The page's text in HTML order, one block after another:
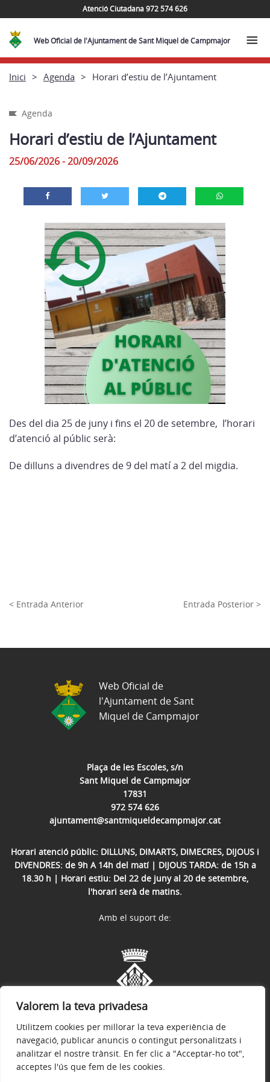
Valorem la teva privadesa
Utilitzem cookies per millorar la teva experiència de
navegació, publicar anuncis o contingut personalitzats i
analitzar el nostre trànsit. En fer clic a "Acceptar-ho tot",
acceptes l'ús que fem de les cookies.
Atenció Ciutadana 972 574 626
Web Oficial de l'Ajuntament de Sant Miquel de Campmajor
Inici Agenda Horari d’estiu de l’Ajuntament
Agenda
Horari d’estiu de l’Ajuntament
25/06/2026 - 20/09/2026
Des del dia 25 de juny i fins el 20 de setembre, l’horari
d’atenció al públic serà:
De dilluns a divendres de 9 del matí a 2 del migdia.
< Entrada Anterior Entrada Posterior >
Plaça de les Escoles, s/n
Sant Miquel de Campmajor
17831
972 574 626
ajuntament@santmiqueldecampmajor.cat
Horari atenció públic: DILLUNS, DIMARTS, DIMECRES, DIJOUS i
DIVENDRES: de 9h A 14h del matí | DIJOUS TARDA: de 15h a
18.30 h | Horari estiu: Del 22 de juny al 20 de setembre,
l'horari serà de matins.
Web Oficial de
l'Ajuntament de Sant
Miquel de Campmajor
Avís legal Política de privacitat
Amb el suport de: